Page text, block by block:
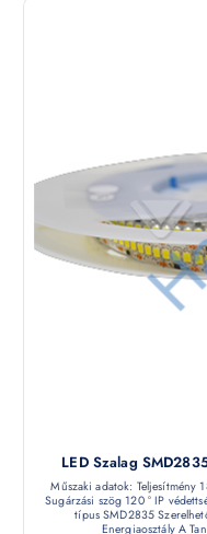
LED Szalag
Műszaki adatok: Teljesítmény
Sugárzási szög 120 ° IP
típus SMD2835
Energiaosztály A